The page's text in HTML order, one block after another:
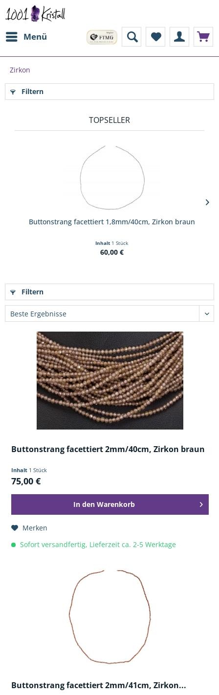
Menü
Zirkon
Filtern
TOPSELLER
Buttonstrang facettiert 1,8mm/40cm, Zirkon braun
Inhalt 1 Stück
60,00 €
Filtern
Buttonstrang facettiert 2mm/40cm, Zirkon braun
Inhalt 1 Stück
75,00 €
In den Warenkorb
Merken
Sofort versandfertig, Lieferzeit ca. 2-5 Werktage
Buttonstrang facettiert 2mm/41cm, Zirkon...